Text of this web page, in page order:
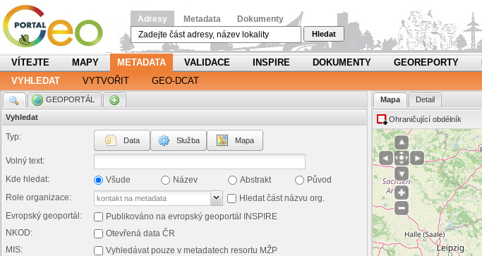
Adresy Metadata Dokumenty
Hledat
VÍTEJTE MAPY METADATA VALIDACE INSPIRE DOKUMENTY GEOREPORTY
VYHLEDAT
VYTVOŘIT GEO-DCAT
GEOPORTÁL
Vyhledat
Typ: Data Služba Mapa
Volný text:
Kde hledat:
Všude Název Abstrakt
Původ
Role organizace:
Hledat část názvu org.
Evropský geoportál:
Publikováno na evropský geoportál INSPIRE
NKOD:
Otevřená data ČR
MIS:
Vyhledávat pouze v metadatech resortu MŽP
Mapa Detail
Ohraničující obdélník